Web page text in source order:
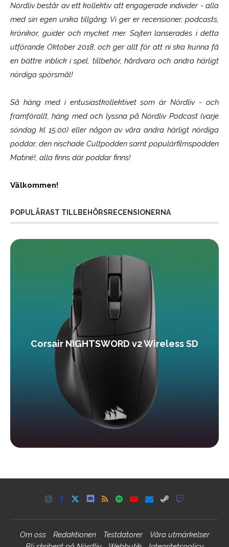
Nördliv består av ett kollektiv att engagerade individer - alla
med sin egen unika tillgång. Vi ger er recensioner, podcasts,
krönikor, guider och mycket mer. Sajten lanserades i detta
utförande Oktober 2018, och ger allt för att ni ska kunna få
en bättre inblick i spel, tillbehör, hårdvara och andra härligt
nördiga spörsmål!
Så häng med i entusiastkollektivet som ärNördliv- och
framförallt, häng med och lyssna på Nördliv Podcast (varje
söndag kl 15.00) eller någon av våra andra härligt nördiga
poddar, den nischade Cultpodden samt populärfilmspodden
Matiné!; alla finns där poddar finns!
Välkommen!
POPULÄRAST TILLBEHÖRSRECENSIONERNA
Corsair NIGHTSWORD v2 Wireless SD
Om oss Redaktionen Testdatorer
Våra utmärkelser